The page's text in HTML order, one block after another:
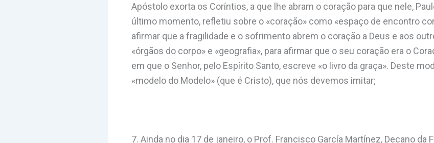
Apóstolo exorta os Coríntios, a que lhe abram o coração para que nele,
último momento, refletiu sobre o «coração» como «espaço de encontro
afirmar que a fragilidade e o sofrimento abrem o coração a Deus e aos
«órgãos do corpo» e «geografia», para afirmar que o seu coração era o
em que o Senhor, pelo Espírito Santo, escreve «o livro da graça». Deste
«modelo do Modelo» (que é Cristo), que nós devemos imitar;
7. Ainda no dia 17 de janeiro, o Prof. Francisco García Martínez, Decano da